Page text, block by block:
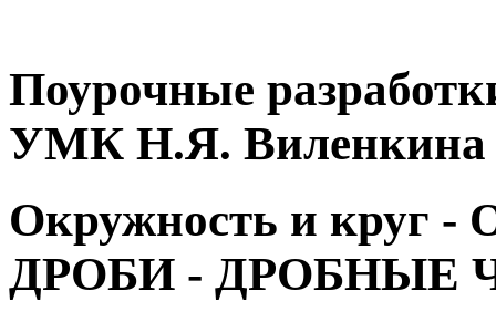
Поурочные
УМК Н.Я. Виленкина
Окружность и
ДРОБИ - ДРОБНЫЕ